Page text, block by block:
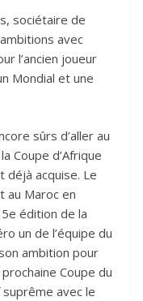
sociétaire de
avec
l’ancien joueur
Mondial et une
sûrs d’aller au
Coupe d’Afrique
déjà acquise. Le
au Maroc en
édition de la
un de l’équipe du
ambition pour
Coupe du
avec le